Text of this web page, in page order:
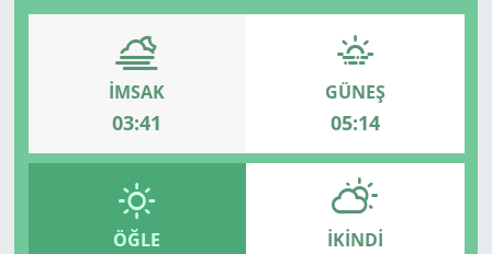
İMSAK
03:41
GÜNEŞ
05:14
ÖĞLE İKINDI